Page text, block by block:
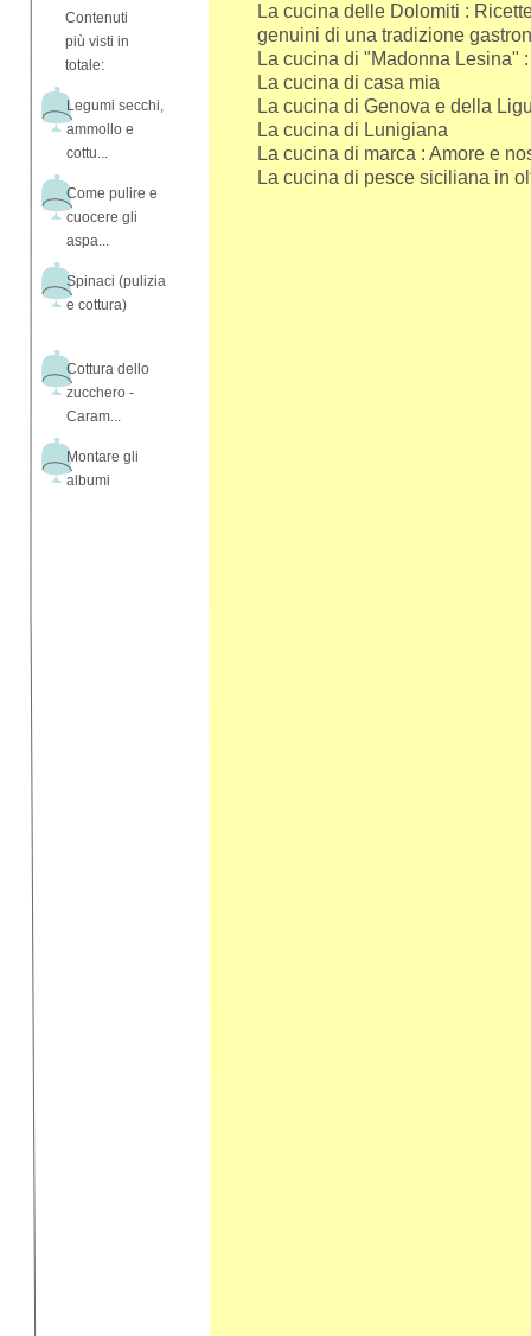
Contenuti
più visti in
totale:
Legumi secchi,
ammollo e
cottu...
Come pulire e
cuocere gli
aspa...
Spinaci (pulizia
e cottura)
Cottura dello
zucchero -
Caram...
Montare gli
albumi
La cucina delle Dolomiti :
genuini di una tradizione
La cucina di "Madonna Lesina"
La cucina di casa mia
La cucina di Genova e della
La cucina di Lunigiana
La cucina di marca : Amore e
La cucina di pesce siciliana in